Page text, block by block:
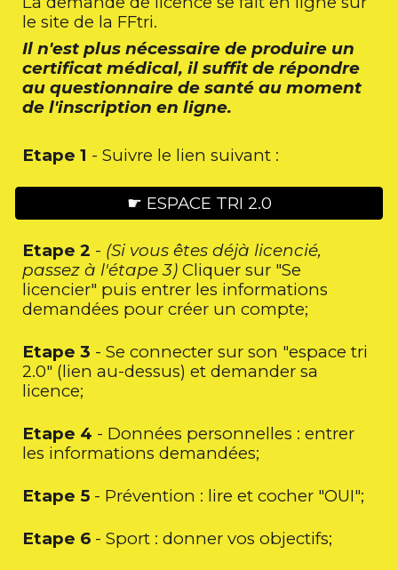
le site de la FFtri.
Il n'est plus nécessaire de produire un
certificat médical, il suffit de répondre
au questionnaire de santé au moment
de l'inscription en ligne.
Etape 1 - Suivre le lien suivant :
☛ ESPACE TRI 2.0
Etape 2 - (Si vous êtes déjà licencié,
passez à l'étape 3)Cliquer sur "Se
licencier" puisentrer les informations
demandées pour créer un compte;
Etape 3 - Se connecter sur son "espace tri
2.0" (lien au-dessus) et demander sa
licence;
Etape 4 - Données personnelles :entrer
les informations demandées;
Etape 5 - Prévention : lire et cocher "OUI";
Etape 6 - Sport : donner vos objectifs;